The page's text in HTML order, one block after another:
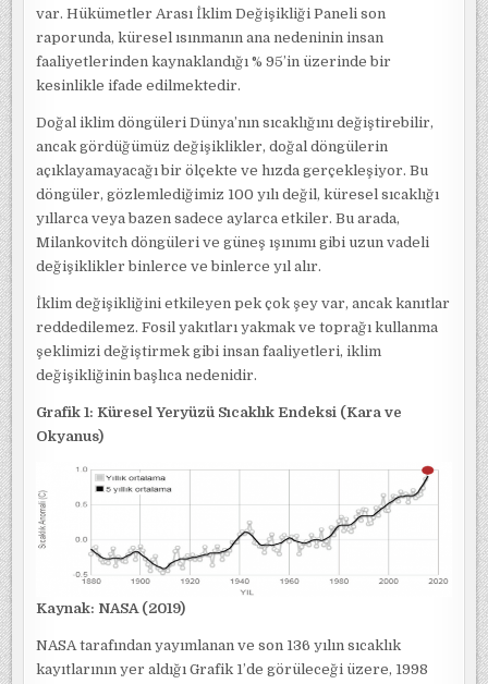
var. Hükümetler Arası İklim Değişikliği Paneli son
raporunda, küresel ısınmanın ana nedeninin insan
faaliyetlerinden kaynaklandığı % 95’in üzerinde bir
kesinlikle ifade edilmektedir.
Doğal iklim döngüleri Dünya’nın sıcaklığını değiştirebilir,
ancak gördüğümüz değişiklikler, doğal döngülerin
açıklayamayacağı bir ölçekte ve hızda gerçekleşiyor. Bu
döngüler, gözlemlediğimiz 100 yılı değil, küresel sıcaklığı
yıllarca veya bazen sadece aylarca etkiler. Bu arada,
Milankovitch döngüleri ve güneş ışınımı gibi uzun vadeli
değişiklikler binlerce ve binlerce yıl alır.
İklim değişikliğini etkileyen pek çok şey var, ancak kanıtlar
reddedilemez. Fosil yakıtları yakmak ve toprağı kullanma
şeklimizi değiştirmek gibi insan faaliyetleri, iklim
değişikliğinin başlıca nedenidir.
Grafik 1: Küresel Yeryüzü Sıcaklık Endeksi (Kara ve
Okyanus)
Kaynak: NASA (2019)
NASA tarafından yayımlanan ve son 136 yılın sıcaklık
kayıtlarının yer aldığı Grafik 1’de görüleceği üzere, 1998